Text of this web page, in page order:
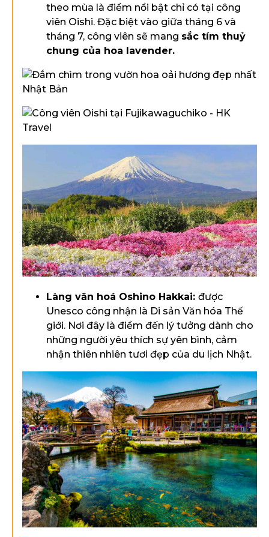
theo mùa là điểm nổi bật chỉ có tại công
viên Oishi. Đặc biệt vào giữa tháng 6 và
tháng 7, công viên sẽ mang sắc tím thuỷ
chung của hoa lavender.
Làng văn hoá Oshino Hakkai: được
Unesco công nhận là Di sản Văn hóa Thế
giới. Nơi đây là điểm đến lý tưởng dành cho
những người yêu thích sự yên bình, cảm
nhận thiên nhiên tươi đẹp của du lịch Nhật.